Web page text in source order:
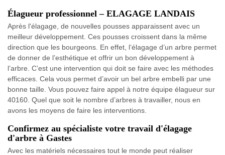
Élagueur professionnel – ELAGAGE LANDAIS
Après l'élagage, de nouvelles pousses apparaissent avec un
meilleur développement. Ces pousses croissent dans la même
direction que les bourgeons. En effet, l’élagage d’un arbre permet
de donner de l’esthétique et offrir un bon développement à
l’arbre. C’est une intervention qui doit se faire avec les méthodes
efficaces. Cela vous permet d’avoir un bel arbre embelli par une
bonne taille. Vous pouvez faire appel à notre équipe élagueur sur
40160. Quel que soit le nombre d’arbres à travailler, nous en
avons les moyens de faire les interventions.
Confirmez au spécialiste votre travail d'élagage
d'arbre à Gastes
Avec les matériels nécessaires tout le monde peut réaliser